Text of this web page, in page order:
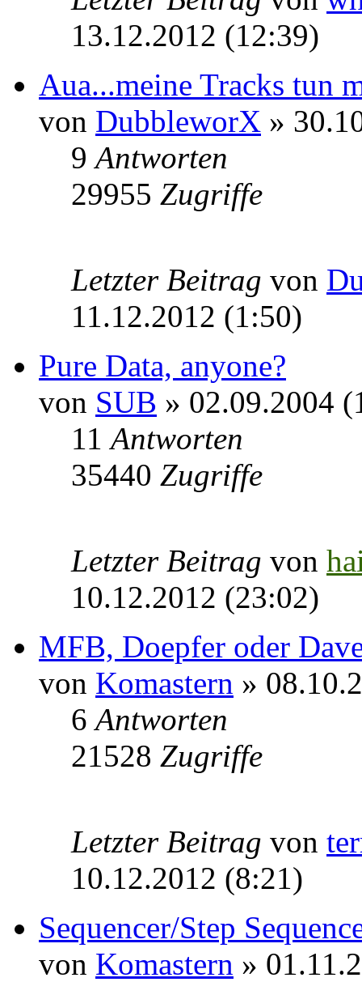
13.12.2012 (12:39)
Aua...meine Tracks tun
von DubbleworX »
9Antworten
29955 Zugriffe
Letzter Beitrag von
11.12.2012 (1:50)
Pure Data, anyone?
von SUB » 02.09.2004
11Antworten
35440 Zugriffe
Letzter Beitrag von
10.12.2012 (23:02)
MFB, Doepfer oder
von Komastern »
6Antworten
21528 Zugriffe
Letzter Beitrag von
10.12.2012 (8:21)
Sequencer/Step
von Komastern »